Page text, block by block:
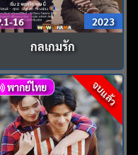
16 2023
กลเกมรัก
จบแล้ว
พากย์ไทย